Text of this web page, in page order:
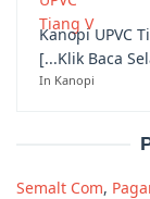
Kanopi UPVC
[...Klik Baca
In Kanopi
Semalt Com,